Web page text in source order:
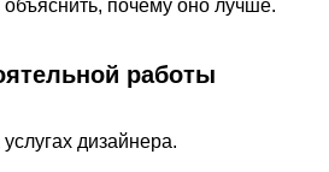
почему оно лучше.
работы
дизайнера.